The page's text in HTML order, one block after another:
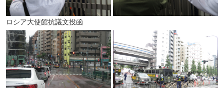
ロシア大使館抗議文投函